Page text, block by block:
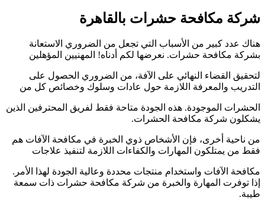
شركة مكافحة حشرات بالقاهرة
هناك عدد كبير من الأسباب التي تجعل من الضروري الاستعانة
بشركة مكافحة حشرات. نعرضها لكم أدناه! المهنيين المؤهلين
لتحقيق القضاء النهائي على الآفة، من الضروري الحصول على
التدريب والمعرفة اللازمة حول عادات وسلوك وخصائص كل من
الحشرات الموجودة. هذه الجودة متاحة فقط لفريق المحترفين الذين
يشكلون شركة مكافحة الحشرات.
من ناحية أخرى، فإن الأشخاص ذوي الخبرة في مكافحة الآفات هم
فقط من يمتلكون المهارات والكفاءات اللازمة لتنفيذ علاجات
مكافحة الآفات واستخدام منتجات محددة وعالية الجودة لهذا الأمر.
إذا توفرت المهارة والخبرة من شركة مكافحة حشرات ذات سمعة
طيبة.